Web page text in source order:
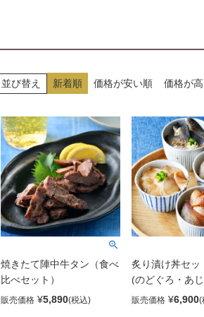
並び替え 新着順 価格が安い順 価格が
焼きたて陣中牛タン（食べ
比べセット）
販売価格 ¥5,890
炙り漬け丼セッ
(のどぐろ・あじ
ダイ・ふぐ)
販売価格 ¥6,900